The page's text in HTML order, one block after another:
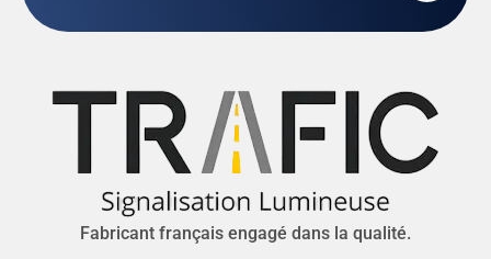
Fabricant français engagé dans la qualité.